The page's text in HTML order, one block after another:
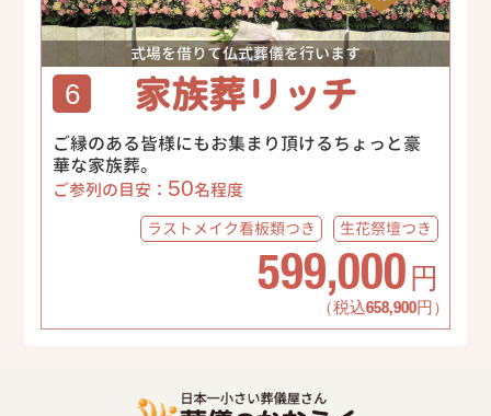
式場を借りて仏式葬儀を行います
6 家族葬リッチ
ご縁のある皆様にもお集まり頂けるちょっと豪
華な家族葬。
ご参列の目安： 50名程度
ラストメイク看板類つき 生花祭壇つき
599,000 円
（税込658,900円）